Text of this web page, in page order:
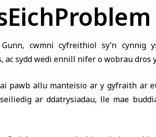
cwmni cyfreithiol sy’n cynnig
ac sydd wedi ennill nifer o wobrau dros
pawb allu manteisio ar y gyfraith ar
ar ddatrysiadau, lle mae